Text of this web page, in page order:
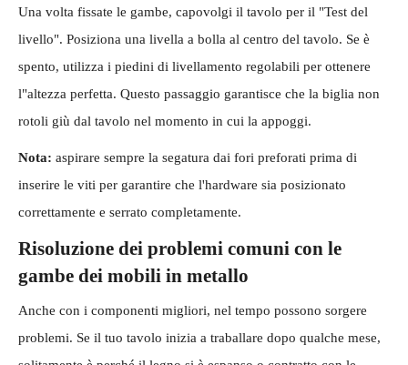
Una volta fissate le gambe, capovolgi il tavolo per il "Test del
livello". Posiziona una livella a bolla al centro del tavolo. Se è
spento, utilizza i piedini di livellamento regolabili per ottenere
l"altezza perfetta. Questo passaggio garantisce che la biglia non
rotoli giù dal tavolo nel momento in cui la appoggi.
Nota: aspirare sempre la segatura dai fori preforati prima di
inserire le viti per garantire che l'hardware sia posizionato
correttamente e serrato completamente.
Risoluzione dei problemi comuni con le
gambe dei mobili in metallo
Anche con i componenti migliori, nel tempo possono sorgere
problemi. Se il tuo tavolo inizia a traballare dopo qualche mese,